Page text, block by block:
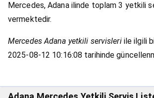
Mercedes, Adana ilinde toplam 3 yetkili
vermektedir.
Mercedes Adana yetkili servisleriile ilgili
2025-08-12 10:16:08 tarihinde